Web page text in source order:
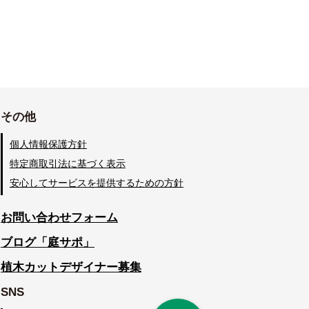
その他
個人情報保護方針
特定商取引法に基づく表示
安心してサービスを提供するための方針
お問い合わせフォーム
ブログ「庭サポ」
植木カットデザイナー募集
SNS